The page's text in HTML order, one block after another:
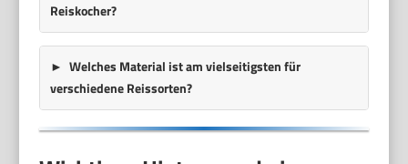
Reiskocher?
Welches Material ist am vielseitigsten für
verschiedene Reissorten?